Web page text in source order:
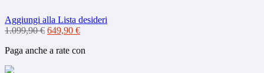
Aggiungi alla Lista desideri
1.099,90€ Il
originale
649,90 €Il
attuale
Paga anche a rate con